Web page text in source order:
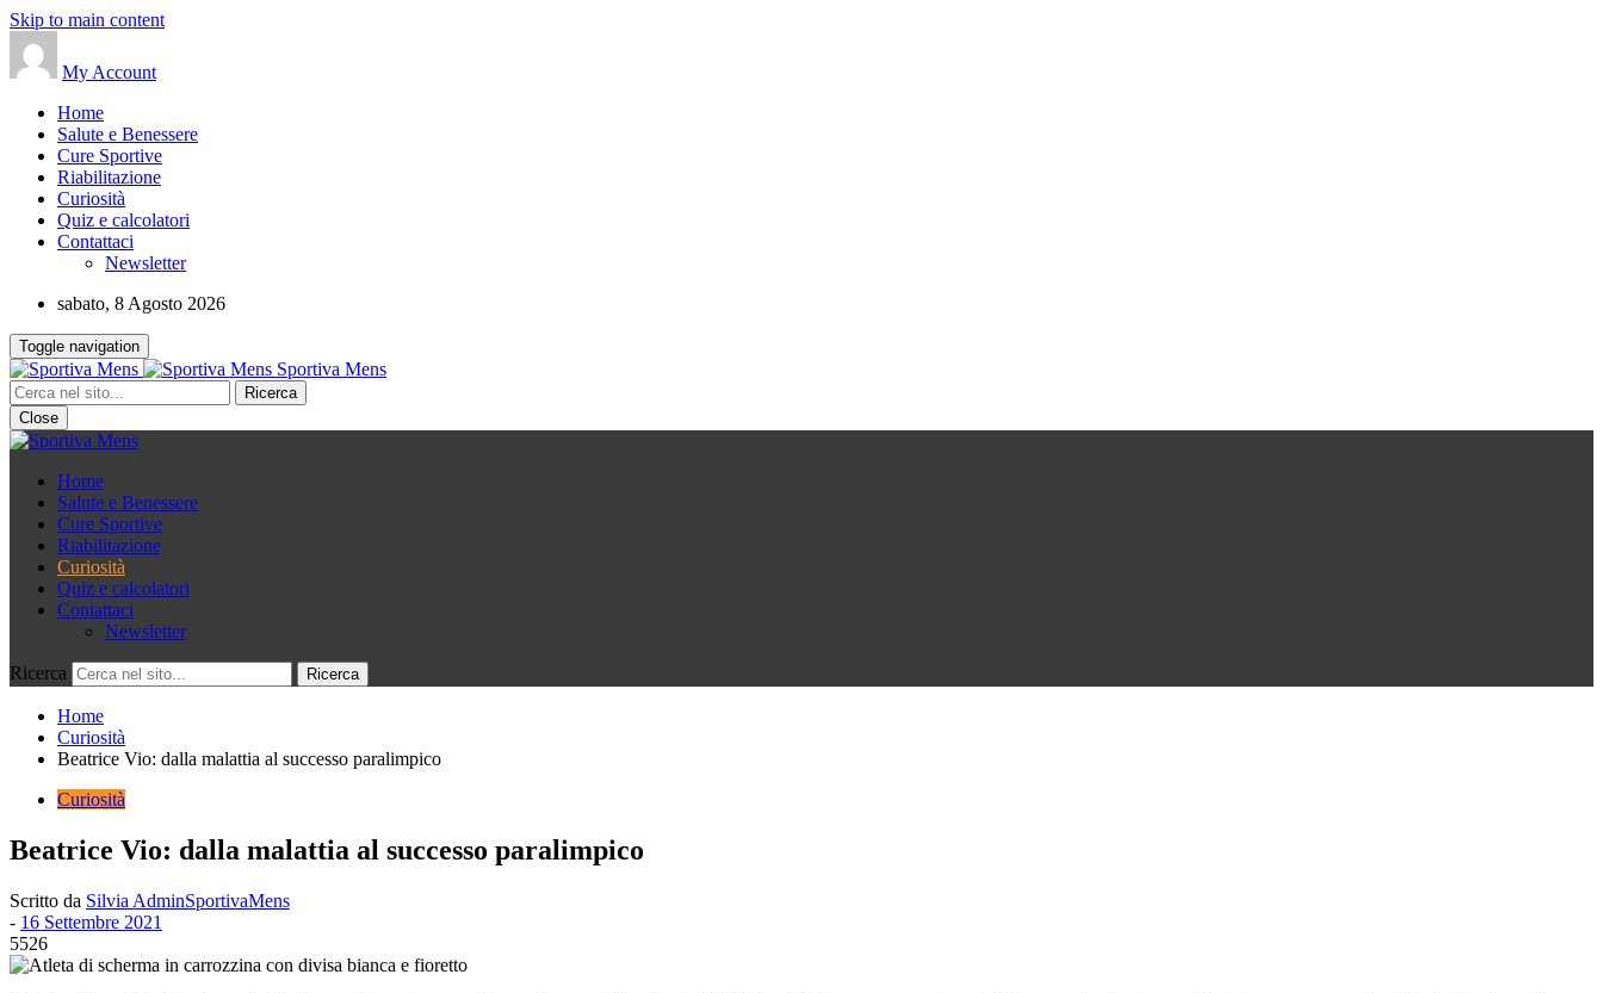
Skip to main content
My Account
Home
Salute e Benessere
Cure Sportive
Riabilitazione
Curiosità
Quiz e calcolatori
Contattaci
Newsletter
sabato, 8 Agosto 2026
Toggle navigation
Sportiva Mens
Close
Home
Salute e Benessere
Cure Sportive
Riabilitazione
Curiosità
Quiz e calcolatori
Contattaci
Newsletter
Ricerca
Home
Curiosità
Beatrice Vio: dalla malattia al successo paralimpico
Curiosità
Beatrice Vio: dalla malattia al successo paralimpico
Scritto da Silvia AdminSportivaMens
- 16 Settembre 2021
5526